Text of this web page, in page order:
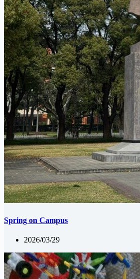
Spring on Campus
2026/03/29